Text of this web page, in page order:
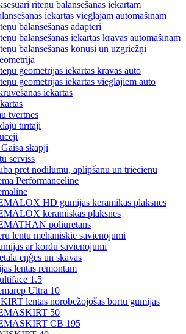
riteņu balansēšanas iekārtām
iekārtas vieglajām automašīnām
balansēšanas adapteri
balansēšanas iekārtas kravas automašīnām
balansēšanas konusi un uzgriežņi
ģeometrijas iekārtas kravas auto
ģeometrijas iekārtas vieglajiem auto
iekārtas
tvertnes
tīrītāji
skapji
serviss
pret nodilumu, aplipšanu un triecienu
Performanceline
HD gumijas keramikas plāksnes
keramiskās plāksnes
poliuretāns
lentu mehāniskie savienojumi
ar kordu savienojumi
eņģes un skavas
lentas remontam
1.5
Ultra 10
lentas norobežojošās bortu gumijas
50
CB 195